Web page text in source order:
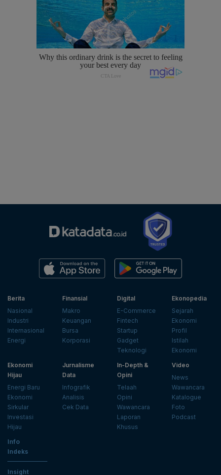
Berita
Nasional
Industri
Internasional
Energi
Finansial
Makro
Keuangan
Bursa
Korporasi
Digital
E-Commerce
Fintech
Startup
Gadget
Teknologi
Ekonopedia
Sejarah
Ekonomi
Profil
Istilah
Ekonomi
Ekonomi
Hijau
Energi Baru
Ekonomi
Sirkular
Investasi
Hijau
Jurnalisme
Data
Infografik
Analisis
Cek Data
In-Depth &
Opini
Telaah
Opini
Wawancara
Laporan
Khusus
Video
News
Wawancara
Katalogue
Foto
Podcast
Info
Indeks
Insight